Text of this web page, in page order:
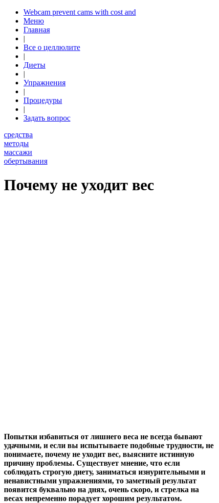
Webcam prevent cams with cost and
Меню
Главная
|
Все о целлюлите
|
Диеты
|
Упражнения
|
Процедуры
|
Задать вопрос
средства
методы
массажи
обертывания
Почему не уходит вес
Попытки избавиться от лишнего веса не всегда бывают
удачными, и если вы испытываете подобные трудности, не
понимаете, почему не уходит вес, выясните истинную
причину проблемы. Существует мнение, что если
соблюдать строгую диету, заниматься изнурительными и
ненавистными упражнениями, то заметный результат
появится буквально на днях, очень скоро, и стрелка на
весах непременно порадует хорошим результатом.